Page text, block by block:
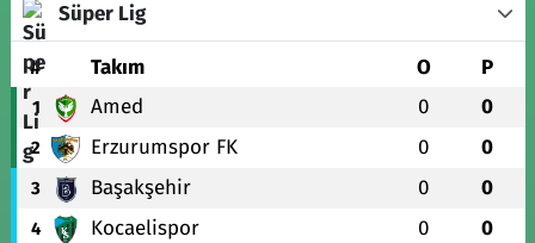
Süper Lig
# Takım O P
1 Amed 0 0
2 Erzurumspor FK 0 0
3 Başakşehir 0 0
4 Kocaelispor 0 0